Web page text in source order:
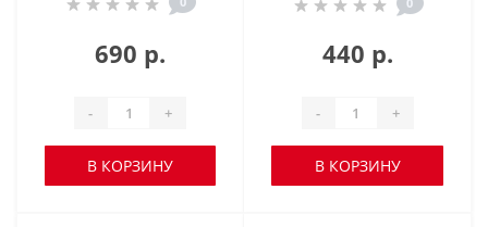
690 р.
- +
В КОРЗИНУ
440 р.
- +
В КОРЗИНУ